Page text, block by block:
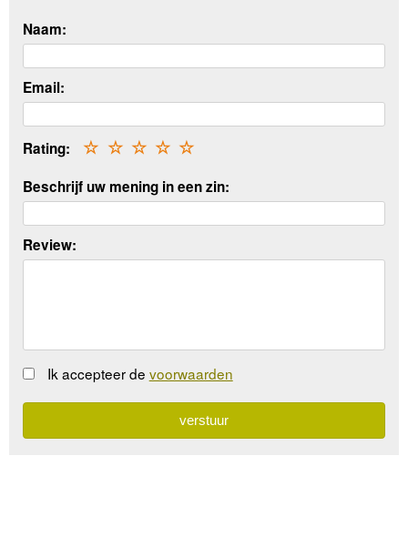
Naam:
Email:
Rating: ☆
☆
☆
☆
☆
Beschrijf uw mening in een zin:
Review:
Ik accepteer de voorwaarden